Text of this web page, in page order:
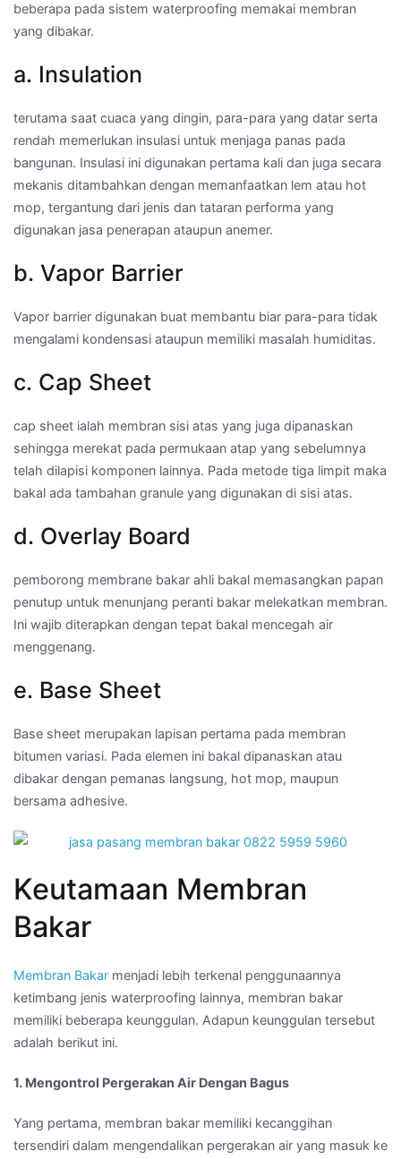
beberapa pada sistem waterproofing memakai membran
yang dibakar.
a. Insulation
terutama saat cuaca yang dingin, para-para yang datar serta
rendah memerlukan insulasi untuk menjaga panas pada
bangunan. Insulasi ini digunakan pertama kali dan juga secara
mekanis ditambahkan dengan memanfaatkan lem atau hot
mop, tergantung dari jenis dan tataran performa yang
digunakan jasa penerapan ataupun anemer.
b. Vapor Barrier
Vapor barrier digunakan buat membantu biar para-para tidak
mengalami kondensasi ataupun memiliki masalah humiditas.
c. Cap Sheet
cap sheet ialah membran sisi atas yang juga dipanaskan
sehingga merekat pada permukaan atap yang sebelumnya
telah dilapisi komponen lainnya. Pada metode tiga limpit maka
bakal ada tambahan granule yang digunakan di sisi atas.
d. Overlay Board
pemborong membrane bakar ahli bakal memasangkan papan
penutup untuk menunjang peranti bakar melekatkan membran.
Ini wajib diterapkan dengan tepat bakal mencegah air
menggenang.
e. Base Sheet
Base sheet merupakan lapisan pertama pada membran
bitumen variasi. Pada elemen ini bakal dipanaskan atau
dibakar dengan pemanas langsung, hot mop, maupun
bersama adhesive.
Keutamaan Membran
Bakar
Membran Bakar menjadi lebih terkenal penggunaannya
ketimbang jenis waterproofing lainnya, membran bakar
memiliki beberapa keunggulan. Adapun keunggulan tersebut
adalah berikut ini.
1. Mengontrol Pergerakan Air Dengan Bagus
Yang pertama, membran bakar memiliki kecanggihan
tersendiri dalam mengendalikan pergerakan air yang masuk ke